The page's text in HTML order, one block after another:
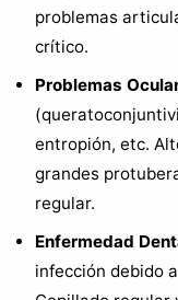
problemas
crítico.
Problemas
entropión, etc.
grandes
regular.
Enfermedad
infección debido